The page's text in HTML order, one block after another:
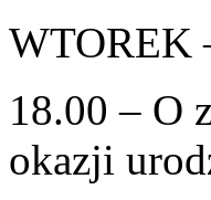
WTOREK
18.00 – O
okazji